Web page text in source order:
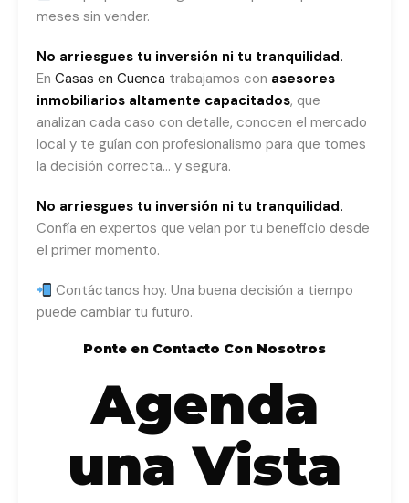
meses sin vender.
No arriesgues tu inversión ni tu tranquilidad.
En Casas en Cuenca trabajamos con asesores
inmobiliarios altamente capacitados, que
analizan cada caso con detalle, conocen el mercado
local y te guían con profesionalismo para que tomes
la decisión correcta… y segura.
No arriesgues tu inversión ni tu tranquilidad.
Confía en expertos que velan por tu beneficio desde
el primer momento.
Contáctanos hoy. Una buena decisión a tiempo
puede cambiar tu futuro.
Ponte en Contacto Con Nosotros
Agenda
una Vista